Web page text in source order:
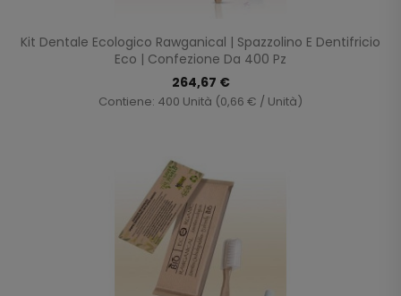
Kit Dentale Ecologico Rawganical | Spazzolino E Dentifricio
Eco | Confezione Da 400 Pz
264,67 €
Contiene: 400 Unità (0,66 € / Unità)